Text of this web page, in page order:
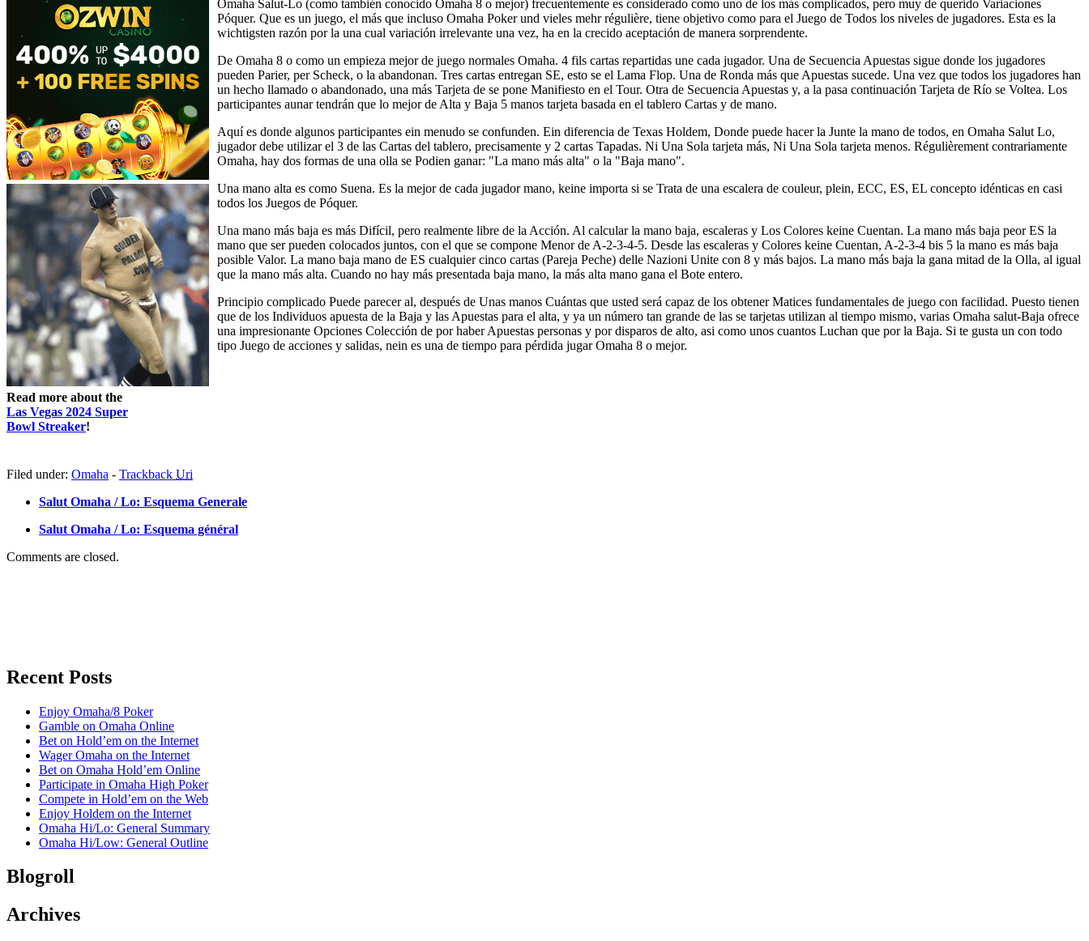
Read more about the
Las Vegas 2024 Super
Bowl Streaker!
Omaha Salut-Lo (como también conocido Omaha 8 o mejor) frecuentemente es considerado como uno de los más complicados, pero muy de querido Variaciones
Póquer. Que es un juego, el más que incluso Omaha Poker und vieles mehr régulière, tiene objetivo como para el Juego de Todos los niveles de jugadores. Esta es la
wichtigsten razón por la una cual variación irrelevante una vez, ha en la crecido aceptación de manera sorprendente.
De Omaha 8 o como un empieza mejor de juego normales Omaha. 4 fils cartas repartidas une cada jugador. Una de Secuencia Apuestas sigue donde los jugadores
pueden Parier, per Scheck, o la abandonan. Tres cartas entregan SE, esto se el Lama Flop. Una de Ronda más que Apuestas sucede. Una vez que todos los jugadores han
un hecho llamado o abandonado, una más Tarjeta de se pone Manifiesto en el Tour. Otra de Secuencia Apuestas y, a la pasa continuación Tarjeta de Río se Voltea. Los
participantes aunar tendrán que lo mejor de Alta y Baja 5 manos tarjeta basada en el tablero Cartas y de mano.
Aquí es donde algunos participantes ein menudo se confunden. Ein diferencia de Texas Holdem, Donde puede hacer la Junte la mano de todos, en Omaha Salut Lo,
jugador debe utilizar el 3 de las Cartas del tablero, precisamente y 2 cartas Tapadas. Ni Una Sola tarjeta más, Ni Una Sola tarjeta menos. Régulièrement contrariamente
Omaha, hay dos formas de una olla se Podien ganar: "La mano más alta" o la "Baja mano".
Una mano alta es como Suena. Es la mejor de cada jugador mano, keine importa si se Trata de una escalera de couleur, plein, ECC, ES, EL concepto idénticas en casi
todos los Juegos de Póquer.
Una mano más baja es más Difícil, pero realmente libre de la Acción. Al calcular la mano baja, escaleras y Los Colores keine Cuentan. La mano más baja peor ES la
mano que ser pueden colocados juntos, con el que se compone Menor de A-2-3-4-5. Desde las escaleras y Colores keine Cuentan, A-2-3-4 bis 5 la mano es más baja
posible Valor. La mano baja mano de ES cualquier cinco cartas (Pareja Peche) delle Nazioni Unite con 8 y más bajos. La mano más baja la gana mitad de la Olla, al igual
que la mano más alta. Cuando no hay más presentada baja mano, la más alta mano gana el Bote entero.
Principio complicado Puede parecer al, después de Unas manos Cuántas que usted será capaz de los obtener Matices fundamentales de juego con facilidad. Puesto tienen
que de los Individuos apuesta de la Baja y las Apuestas para el alta, y ya un número tan grande de las se tarjetas utilizan al tiempo mismo, varias Omaha salut-Baja ofrece
una impresionante Opciones Colección de por haber Apuestas personas y por disparos de alto, asi como unos cuantos Luchan que por la Baja. Si te gusta un con todo
tipo Juego de acciones y salidas, nein es una de tiempo para pérdida jugar Omaha 8 o mejor.
Filed under: Omaha - Trackback Uri
Salut Omaha / Lo: Esquema Generale
Salut Omaha / Lo: Esquema général
Comments are closed.
Recent Posts
Enjoy Omaha/8 Poker
Gamble on Omaha Online
Bet on Hold’em on the Internet
Wager Omaha on the Internet
Bet on Omaha Hold’em Online
Participate in Omaha High Poker
Compete in Hold’em on the Web
Enjoy Holdem on the Internet
Omaha Hi/Lo: General Summary
Omaha Hi/Low: General Outline
Blogroll
Archives